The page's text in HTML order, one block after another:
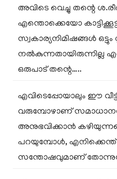
അവിടെ വെച്ചു തന്റെ
എന്തൊക്കെയോ
സ്വകാര്യനിമിഷങ്ങൾ ഒട്ടും
നൽകുന്നതായിരുന്നില്ല
ഒരുപാട് തന്റെ…..
എവിടെപ്പോയാലും ഈ
വരുമ്പോഴാണ്
അനുഭവിക്കാൻ
പറയുമ്പോൾ, എനിക്കെന്ത്
സന്തോഷവുമാണ്